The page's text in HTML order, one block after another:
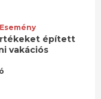
Esemény
épített
vakációs